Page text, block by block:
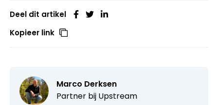
Deel dit artikel
Kopieer link
Marco Derksen
Partner bij Upstream